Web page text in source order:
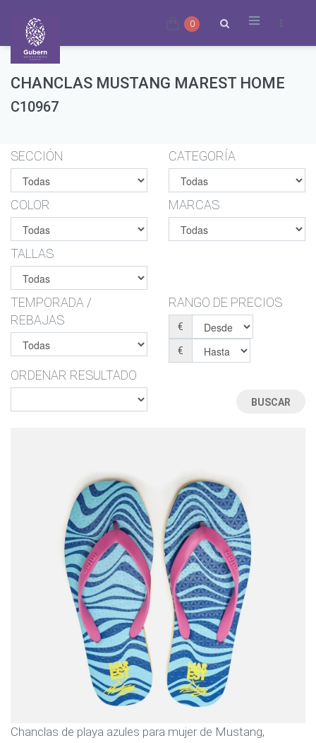
0
CHANCLAS MUSTANG MAREST HOME
C10967
SECCIÓN CATEGORÍA
COLOR MARCAS
TALLAS
TEMPORADA /
REBAJAS
RANGO DE PRECIOS
€
€
ORDENAR RESULTADO
Chanclas de playa azules para mujer de Mustang,